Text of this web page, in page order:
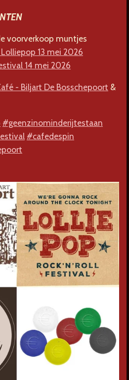
voorverkoop muntjes
13 mei 2026
14 mei 2026
- Biljart De Bosschepoort &
#geenzinominderijtestaan
#cafedespin